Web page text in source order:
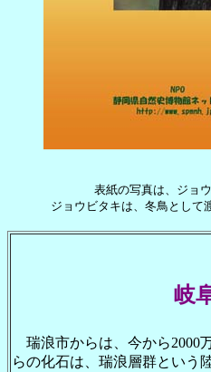
表紙の写真は、ジョ
ジョウビタキは、冬鳥として
岐
瑞浪市からは、今から2000
らの化石は、瑞浪層群という